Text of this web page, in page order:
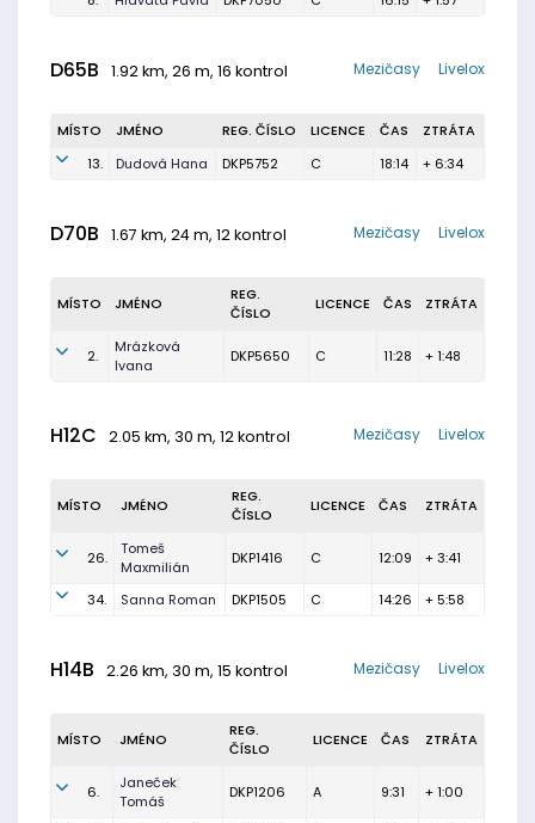
D65B 1.92 km, 26 m, 16 kontrol Livelox
Mezičasy
MÍSTO JMÉNO REG. ČÍSLO LICENCE ČAS
ZTRÁTA
13.
Dudová Hana DKP5752 C 18:14 + 6:34
D70B 1.67 km, 24 m, 12 kontrol Livelox
Mezičasy
MÍSTO JMÉNO
REG.
ČÍSLO
LICENCE ČAS ZTRÁTA
2.
Mrázková
Ivana
DKP5650 C 11:28 + 1:48
H12C 2.05 km, 30 m, 12 kontrol Livelox
Mezičasy
MÍSTO JMÉNO
REG.
ČÍSLO
LICENCE ČAS ZTRÁTA
26.
Tomeš
Maxmilián
DKP1416 C 12:09 + 3:41
34. Sanna Roman DKP1505 C 14:26 + 5:58
H14B 2.26 km, 30 m, 15 kontrol Livelox
Mezičasy
MÍSTO JMÉNO
REG.
ČÍSLO
LICENCE ČAS ZTRÁTA
6.
Janeček
Tomáš
DKP1206 A 9:31 + 1:00